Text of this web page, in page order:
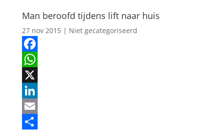
Man beroofd tijdens lift naar huis
27 nov 2015 | Niet gecategoriseerd
Facebook
WhatsApp
X
LinkedIn
Email